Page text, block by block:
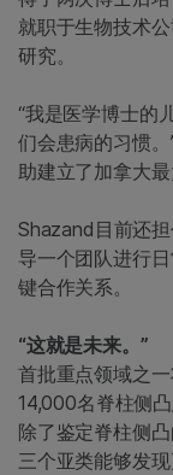
就职于生物技术
研究。
“我是医学博士的
们会患病的习惯
助建立了加拿大最
Shazand目前还
导一个团队进行
键合作关系。
“这就是未来。”
首批重点领域之
14,000名脊柱侧
除了鉴定脊柱侧
三个亚类能够发